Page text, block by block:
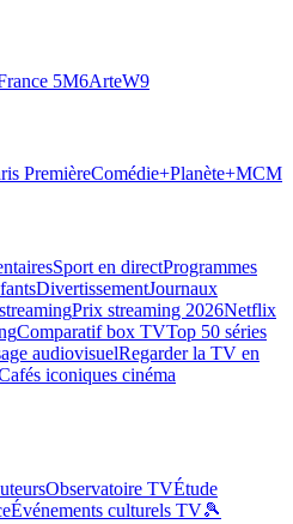
5M6ArteW9
PremièreComédie+Planète+MCM
Sport en directProgrammes
DivertissementJournaux
Prix streaming 2026Netflix
Comparatif box TVTop 50 séries
audiovisuelRegarder la TV en
iconiques cinéma
Observatoire TVÉtude
Événements culturels TV🎾